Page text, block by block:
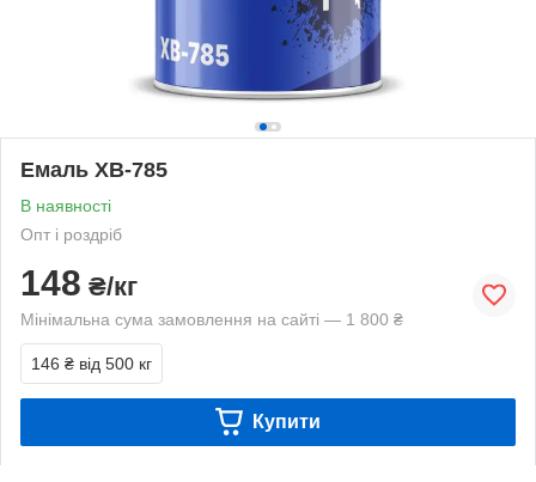
Емаль ХВ-785
В наявності
Опт і роздріб
148 ₴/кг
Мінімальна сума замовлення на сайті — 1 800 ₴
146 ₴ від 500 кг
Купити